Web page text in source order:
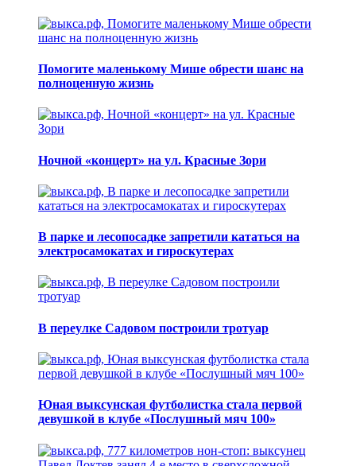
Помогите маленькому Мише обрести шанс на
полноценную жизнь
Ночной «концерт» на ул. Красные Зори
В парке и лесопосадке запретили кататься на
электросамокатах и гироскутерах
В переулке Садовом построили тротуар
Юная выксунская футболистка стала первой
девушкой в клубе «Послушный мяч 100»